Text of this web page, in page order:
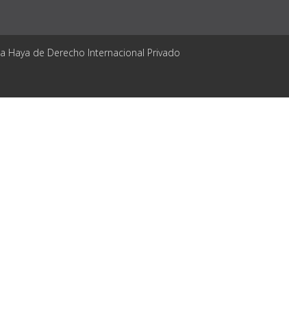
Haya de Derecho Internacional Privado